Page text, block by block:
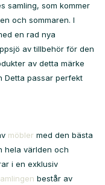
samling, som kommer
och sommaren. I
en rad nya
av tillbehör för den
av detta märke
Detta passar perfekt
möbler med den bästa
hela världen och
i en exklusiv
består av